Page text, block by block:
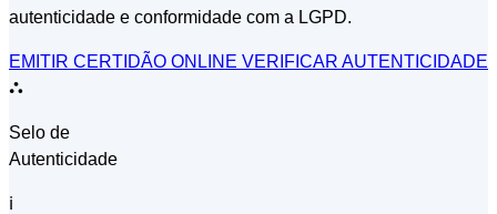
autenticidade e conformidade com a LGPD.
EMITIR CERTIDÃO ONLINE VERIFICAR AUTENTICIDADE
⛬
Selo de
Autenticidade
ℹ